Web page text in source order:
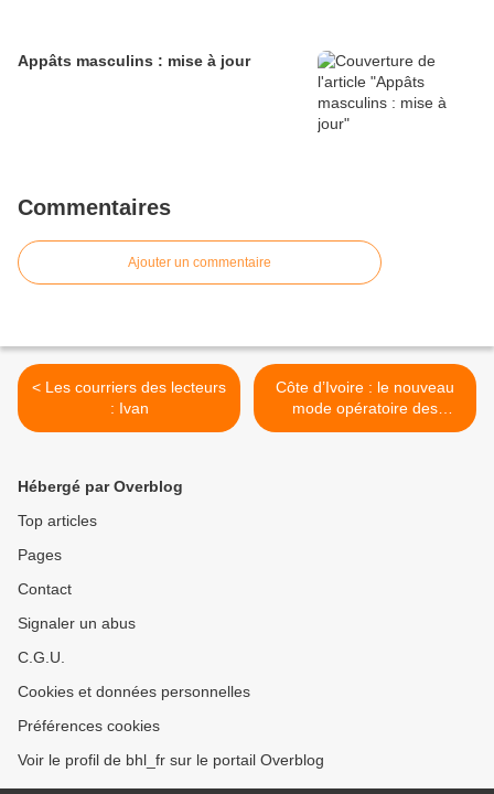
Appâts masculins : mise à jour
Commentaires
Ajouter un commentaire
< Les courriers des lecteurs
: Ivan
Côte d’Ivoire : le nouveau
mode opératoire des
‘’brouteurs’’ >
Hébergé par Overblog
Top articles
Pages
Contact
Signaler un abus
C.G.U.
Cookies et données personnelles
Préférences cookies
Voir le profil de bhl_fr sur le portail Overblog